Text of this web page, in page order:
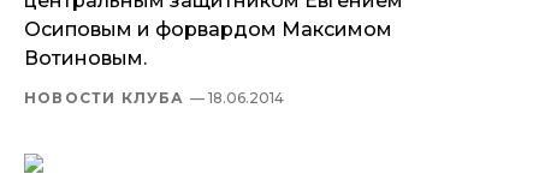
Осиповым и форвардом Максимом
Вотиновым.
НОВОСТИ КЛУБА — 18.06.2014